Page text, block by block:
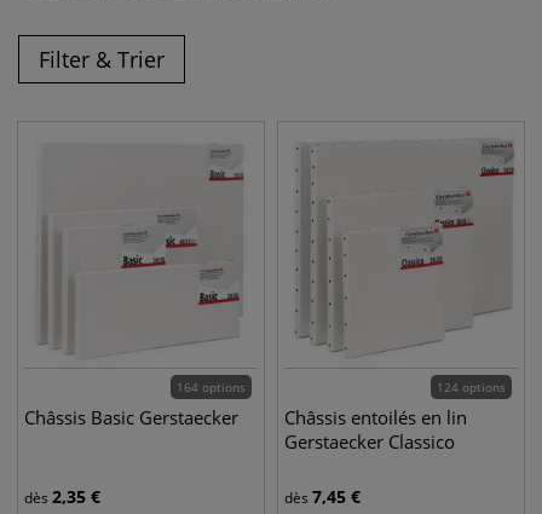
Filter & Trier
164 options
Châssis Basic Gerstaecker
dès 2,35 €
124 options
Châssis entoilés en lin
Gerstaecker Classico
dès 7,45 €